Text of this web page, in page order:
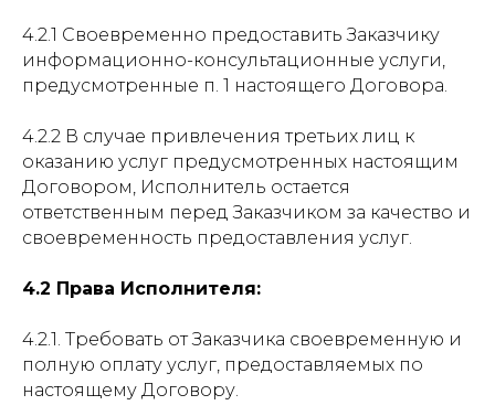
4.2.1 Своевременно предоставить Заказчику
информационно-консультационные услуги,
предусмотренные п. 1 настоящего Договора.
4.2.2 В случае привлечения третьих лиц к
оказанию услуг предусмотренных настоящим
Договором, Исполнитель остается
ответственным перед Заказчиком за качество и
своевременность предоставления услуг.
4.2 Права Исполнителя:
4.2.1. Требовать от Заказчика своевременную и
полную оплату услуг, предоставляемых по
настоящему Договору.